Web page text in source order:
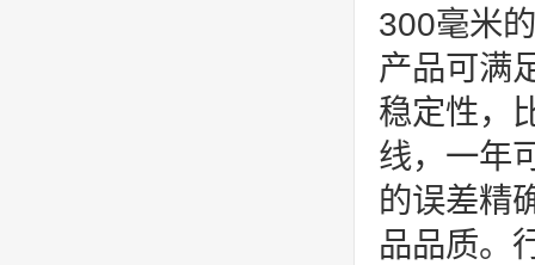
300毫米
产品可满
稳定性，
线，一年
的误差精
品品质。